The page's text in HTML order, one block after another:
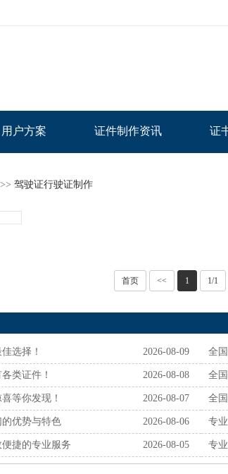
用户方案 证件制作资讯 证
>> 驾驶证行驶证制作
首页 << 1 1/1
2026-08-09
选择！ 全
2026-08-08
类证件！ 全
2026-08-07
等你发现！ 全
2026-08-06
优势与特色 专
2026-08-05
捷的专业服务 专